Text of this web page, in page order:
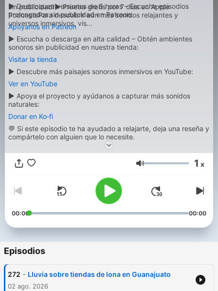
sin publicidad!▶ Prueba gratis por 7 días en Apple
PodcastsPara descubrir aún más sonidos relajantes y
universos inmersivos, vis...
▶ Desbloquea versiones de 8 horas – Escucha episodios
prolongados sin publicidad en Patreon:
Apóyanos en Patreon
▶ Escucha o descarga en alta calidad – Obtén ambientes
sonoros sin publicidad en nuestra tienda:
Visitar la tienda
▶ Descubre más paisajes sonoros inmersivos en YouTube:
Ver en YouTube
▶ Apoya el proyecto y ayúdanos a capturar más sonidos
naturales:
Donar en Ko‑fi
💬 Si este episodio te ha ayudado a relajarte, deja una reseña y
compártelo con alguien que lo necesite.
Volumen 1 x
00:00 00:00
Episodios
272 - Lluvia sobre tiendas de lona en Guanajuato
02 ago. 2026